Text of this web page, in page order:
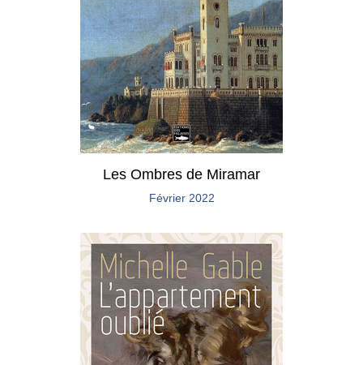
Les Ombres de Miramar
Février 2022